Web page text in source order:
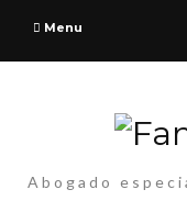
Menu
Abogado